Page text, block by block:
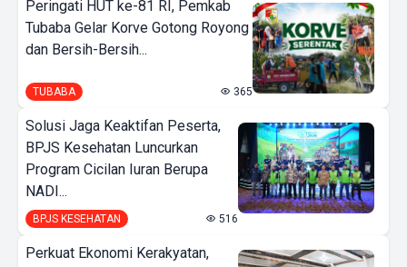
Peringati HUT ke-81 RI, Pemkab
Tubaba Gelar Korve Gotong Royong
dan Bersih-Bersih...
TUBABA 365
Solusi Jaga Keaktifan Peserta,
BPJS Kesehatan Luncurkan
Program Cicilan Iuran Berupa
NADI...
BPJS KESEHATAN 516
Perkuat Ekonomi Kerakyatan,